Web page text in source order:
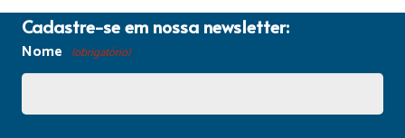
Cadastre-se em nossa newsletter:
Nome (obrigatório)